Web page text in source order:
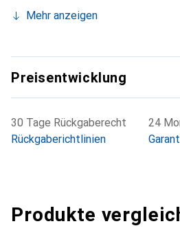
Mehr anzeigen
Preisentwicklung
30 Tage Rückgaberecht
Rückgaberichtlinien
24
Produkte